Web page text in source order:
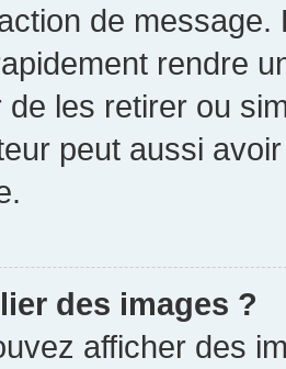
de
rendre
les retirer ou
peut aussi
des images ?
afficher des